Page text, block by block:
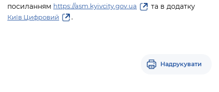
посиланням https://asm.kyivcity.gov.ua та в додатку
Київ Цифровий .
Надрукувати